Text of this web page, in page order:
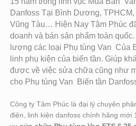
Danfoss Tại Bình Dương,
Vũng Tàu… Hiện Nay Tâm Phúc
doanh và bán sản phẩm toàn
lượng các loại Phụ tùng Van Của
linh phụ kiện của biến tần. Giúp
được về việc sửa chữa cũng như
cho Phụ tùng Van Biến tần
Công ty Tâm Phúc là đại lý chuyên
điện, linh kiện danfoss chính hãng mới